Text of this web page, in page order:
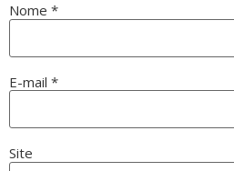
Nome *
E-mail *
Site